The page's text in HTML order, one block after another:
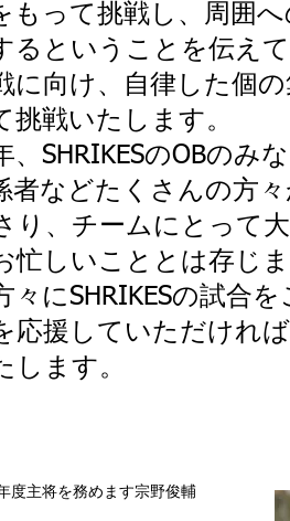
もって挑戦し、周囲
るということを伝え
に向け、自律した個
挑戦いたします。
、SHRIKESのOBのみ
者などたくさんの方
り、チームにとって
忙しいこととは存じ
々にSHRIKESの試合
応援していただけれ
します。
度主将を務めます宗野俊輔